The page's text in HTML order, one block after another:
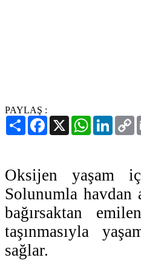
PAYLAŞ :
PaylaşFacebook
X WhatsApp
Oksijen yaşam
Solunumla havdan
bağırsaktan
taşınmasıyla
sağlar.